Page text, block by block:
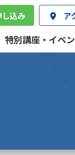
込み ア
特別講座・イベ